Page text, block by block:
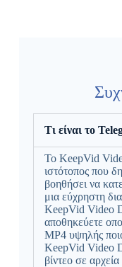
Τι είναι το
Το KeepVid
ιστότοπος που
βοηθήσει να
μια εύχρηστη
KeepVid Video
αποθηκεύετε
MP4 υψηλής
KeepVid Video
βίντεο σε